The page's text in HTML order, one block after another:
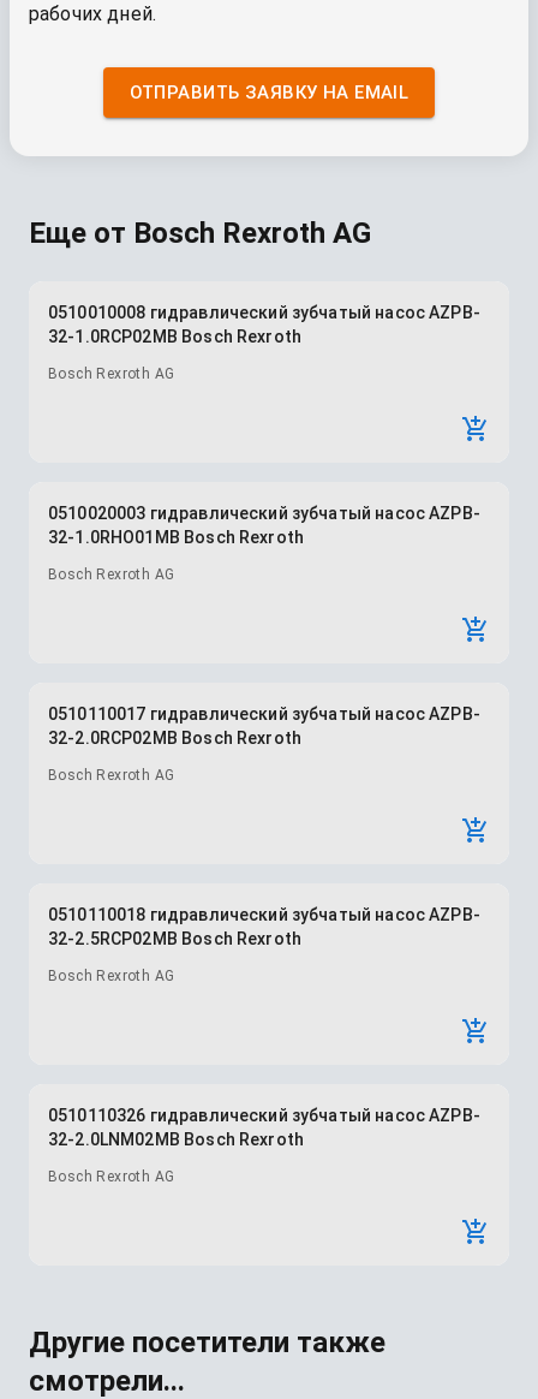
рабочих дней.
ОТПРАВИТЬ ЗАЯВКУ НА EMAIL
Еще от Bosch Rexroth AG
0510010008 гидравлический зубчатый насос AZPB-
32-1.0RCP02MB Bosch Rexroth
Bosch Rexroth AG
0510020003 гидравлический зубчатый насос AZPB-
32-1.0RHO01MB Bosch Rexroth
Bosch Rexroth AG
0510110017 гидравлический зубчатый насос AZPB-
32-2.0RCP02MB Bosch Rexroth
Bosch Rexroth AG
0510110018 гидравлический зубчатый насос AZPB-
32-2.5RCP02MB Bosch Rexroth
Bosch Rexroth AG
0510110326 гидравлический зубчатый насос AZPB-
32-2.0LNM02MB Bosch Rexroth
Bosch Rexroth AG
Другие посетители также
смотрели...